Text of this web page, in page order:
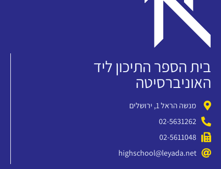
בית הספר התיכון ליד
האוניברסיטה
מנשה הראל 1, ירושלים
02-5631262
02-5611048
highschool@leyada.net